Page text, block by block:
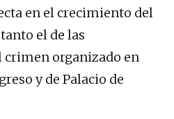
en el crecimiento del
el de las
crimen organizado en
y de Palacio de